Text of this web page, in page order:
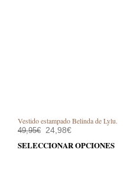
Vestido estampado Belinda de Lylu.
49,95€ El
original
24,98€El
actual
SELECCIONAR OPCIONES